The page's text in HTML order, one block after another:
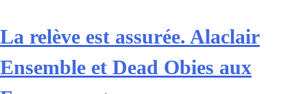
La relève est assurée. Alaclair
Ensemble et Dead Obies aux